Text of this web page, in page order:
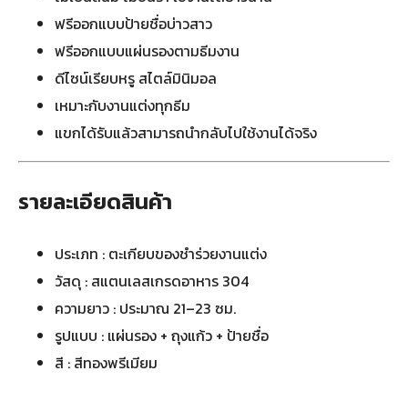
ฟรีออกแบบป้ายชื่อบ่าวสาว
ฟรีออกแบบแผ่นรองตามธีมงาน
ดีไซน์เรียบหรู สไตล์มินิมอล
เหมาะกับงานแต่งทุกธีม
แขกได้รับแล้วสามารถนำกลับไปใช้งานได้จริง
รายละเอียดสินค้า
ประเภท : ตะเกียบของชำร่วยงานแต่ง
วัสดุ : สแตนเลสเกรดอาหาร 304
ความยาว : ประมาณ 21–23 ซม.
รูปแบบ : แผ่นรอง + ถุงแก้ว + ป้ายชื่อ
สี : สีทองพรีเมียม